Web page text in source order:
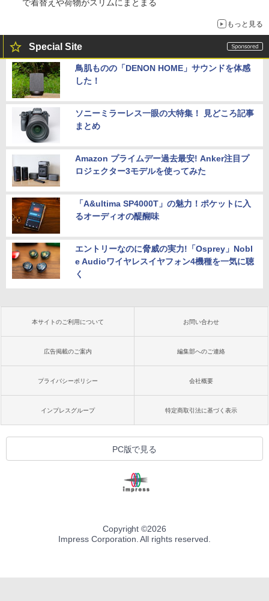
で着替えや荷物がスリムにまとまる
もっと見る
Special Site
鳥肌ものの「DENON HOME」サウンドを体感
した！
ソニーミラーレス一眼の大特集！ 見どころ記事
まとめ
Amazon プライムデー過去最安! Anker注目プ
ロジェクター3モデルを使ってみた
「A&ultima SP4000T」の魅力！ポケットに入
るオーディオの醍醐味
エントリーなのに脅威の実力!「Osprey」Nobl
e Audioワイヤレスイヤフォン4機種を一気に聴
く
本サイトのご利用について お問い合わせ
広告掲載のご案内 編集部へのご連絡
プライバシーポリシー 会社概要
インプレスグループ 特定商取引法に基づく表示
PC版で見る
Copyright ©2026
Impress Corporation. All rights reserved.